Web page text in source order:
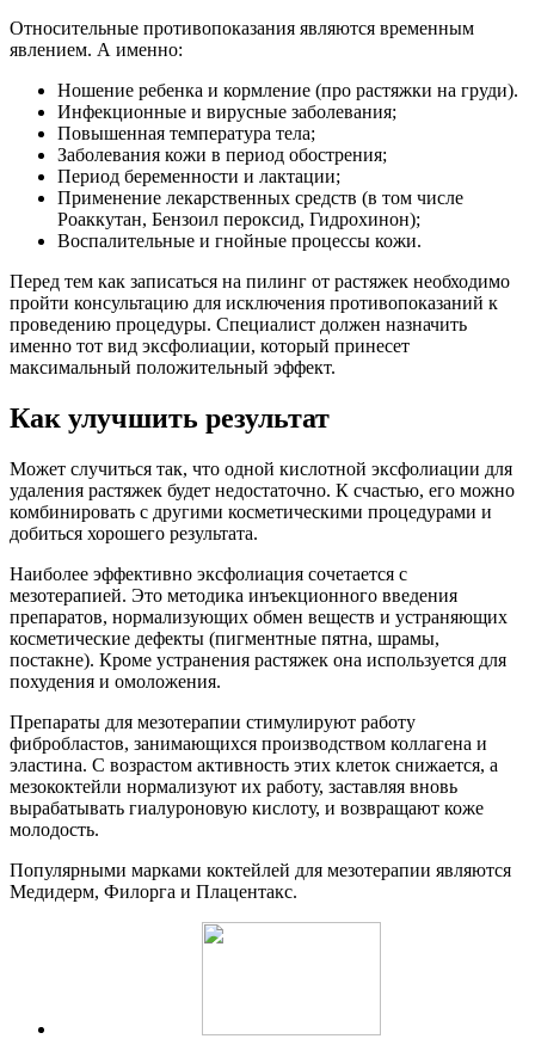
Относительные противопоказания являются временным
явлением. А именно:
Ношение ребенка и кормление (про растяжки на груди).
Инфекционные и вирусные заболевания;
Повышенная температура тела;
Заболевания кожи в период обострения;
Период беременности и лактации;
Применение лекарственных средств (в том числе
Роаккутан, Бензоил пероксид, Гидрохинон);
Воспалительные и гнойные процессы кожи.
Перед тем как записаться на пилинг от растяжек необходимо
пройти консультацию для исключения противопоказаний к
проведению процедуры. Специалист должен назначить
именно тот вид эксфолиации, который принесет
максимальный положительный эффект.
Как улучшить результат
Может случиться так, что одной кислотной эксфолиации для
удаления растяжек будет недостаточно. К счастью, его можно
комбинировать с другими косметическими процедурами и
добиться хорошего результата.
Наиболее эффективно эксфолиация сочетается с
мезотерапией. Это методика инъекционного введения
препаратов, нормализующих обмен веществ и устраняющих
косметические дефекты (пигментные пятна, шрамы,
постакне). Кроме устранения растяжек она используется для
похудения и омоложения.
Препараты для мезотерапии стимулируют работу
фибробластов, занимающихся производством коллагена и
эластина. С возрастом активность этих клеток снижается, а
мезококтейли нормализуют их работу, заставляя вновь
вырабатывать гиалуроновую кислоту, и возвращают коже
молодость.
Популярными марками коктейлей для мезотерапии являются
Медидерм, Филорга и Плацентакс.